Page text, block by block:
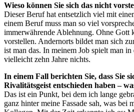
Wieso können Sie sich das nicht
Dieser Beruf hat entsetzlich viel mit
einem Beruf muss man so viel
immerwährende Ablehnung. Ohne Gott
vorstellen. Andernorts bildet man sich
ist man das. In meinem Job spielt man
vielleicht zehn Jahre nichts.
In einem Fall berichten Sie, dass Sie
Rivalitätsgeist entschieden haben –
Das ist ein Punkt, bei dem ich lange
ganz hinter meine Fassade sah, was bei